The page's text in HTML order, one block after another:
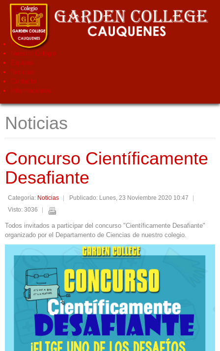
Home
Nuestro Colegio
Equipos
Noticias
Contacto
Informaciones
Noticias
Concurso Científicamente
Desafiante
Categoría: Noticias
Publicado: Lunes, 23 Noviembre 2020 10:47
Visto: 3036
Todos invitados a participar del concurso "Científicamente Desafiante"
organizado por el Departamento de Ciencias de nuestro colegio.